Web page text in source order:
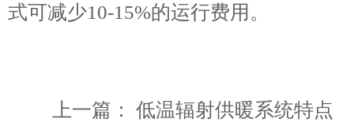
式可减少10-15%的运行费用。
上一篇： 低温辐射供暖系统特点